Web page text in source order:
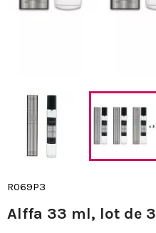
R069P3
Alffa 33 ml, lot de 3